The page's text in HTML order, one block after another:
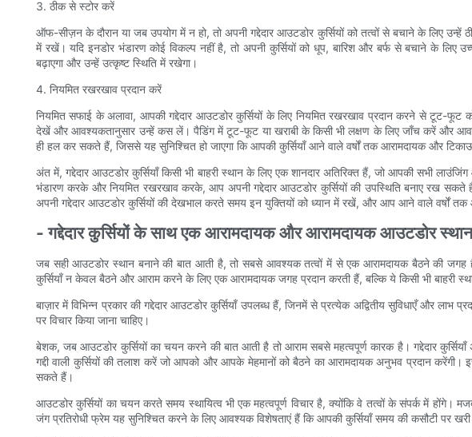
3. ठीक से स्टोर करें
ऑफ-सीज़न के दौरान या जब उपयोग में न हो, तो अपनी गद्देदार आउटडोर कुर्सियों को तत्वों से बचाने के लिए
में रखें। यदि इनडोर भंडारण कोई विकल्प नहीं है, तो अपनी कुर्सियों को धूप, बारिश और बर्फ से बचाने के लिए
बढ़ाएगा और उन्हें उत्कृष्ट स्थिति में रखेगा।
4. नियमित रखरखाव प्रदान करें
नियमित सफाई के अलावा, आपकी गद्देदार आउटडोर कुर्सियों के लिए नियमित रखरखाव प्रदान करने से टूट-
देखें और आवश्यकतानुसार उन्हें कस लें। पैडिंग में टूट-फूट या खराबी के किसी भी लक्षण के लिए जाँच करें और
ही हल कर सकते हैं, जिससे यह सुनिश्चित हो जाएगा कि आपकी कुर्सियाँ आने वाले वर्षों तक आरामदायक और
अंत में, गद्देदार आउटडोर कुर्सियाँ किसी भी बाहरी स्थान के लिए एक शानदार अतिरिक्त हैं, जो आपकी सभी
भंडारण करके और नियमित रखरखाव करके, आप अपनी गद्देदार आउटडोर कुर्सियों की उपस्थिति बनाए रख
अपनी गद्देदार आउटडोर कुर्सियों की देखभाल करते समय इन युक्तियों को ध्यान में रखें, और आप आने वाले वर्षों
- गद्देदार कुर्सियों के साथ एक आरामदायक और आरामदायक आउटडोर स्थान
जब सही आउटडोर स्थान बनाने की बात आती है, तो सबसे आवश्यक तत्वों में से एक आरामदायक बैठने की जगह
कुर्सियाँ न केवल बैठने और आराम करने के लिए एक आरामदायक जगह प्रदान करती हैं, बल्कि ये किसी भी बाहरी
बाज़ार में विभिन्न प्रकार की गद्देदार आउटडोर कुर्सियाँ उपलब्ध हैं, जिनमें से प्रत्येक अद्वितीय सुविधाएँ और
पर विचार किया जाना चाहिए।
बेशक, जब आउटडोर कुर्सियों का चयन करने की बात आती है तो आराम सबसे महत्वपूर्ण कारक है। गद्देदार
गद्दी वाली कुर्सियों की तलाश करें जो आपको और आपके मेहमानों को बैठने का आरामदायक अनुभव प्रदान
सकते हैं।
आउटडोर कुर्सियों का चयन करते समय स्थायित्व भी एक महत्वपूर्ण विचार है, क्योंकि वे तत्वों के संपर्क में होंगे।
जंग प्रतिरोधी फ्रेम यह सुनिश्चित करने के लिए आवश्यक विशेषताएं हैं कि आपकी कुर्सियाँ समय की कसौटी पर खरी